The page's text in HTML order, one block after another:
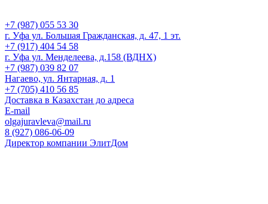
+7 (987) 055 53 30
г. Уфа ул. Большая Гражданская, д. 47, 1 эт.
+7 (917) 404 54 58
г. Уфа ул. Менделеева, д.158 (ВДНХ)
+7 (987) 039 82 07
Нагаево, ул. Янтарная, д. 1
+7 (705) 410 56 85
Доставка в Казахстан до адреса
E-mail
olgajuravleva@mail.ru
8 (927) 086-06-09
Директор компании ЭлитДом